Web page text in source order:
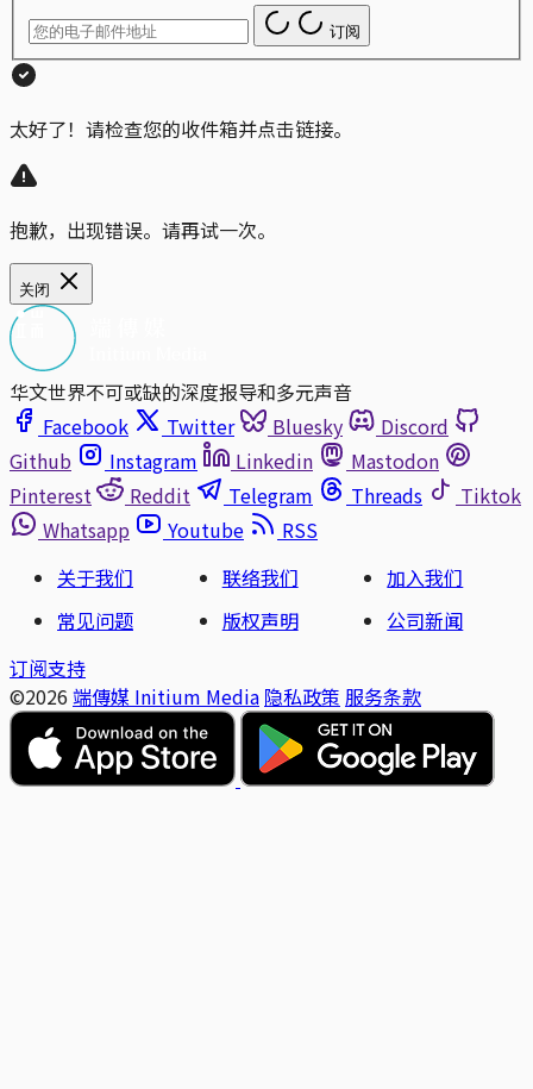
订阅
太好了！请检查您的收件箱并点击链接。
抱歉，出现错误。请再试一次。
关闭
华文世界不可或缺的深度报导和多元声音
Facebook
Twitter Bluesky
Discord
Github
Instagram Linkedin
Mastodon
Pinterest
Reddit Telegram Threads
Tiktok
Whatsapp
Youtube
RSS
关于我们
联络我们
加入我们
常见问题
版权声明
公司新闻
订阅支持
©2026 端傳媒 Initium Media 隐私政策 服务条款